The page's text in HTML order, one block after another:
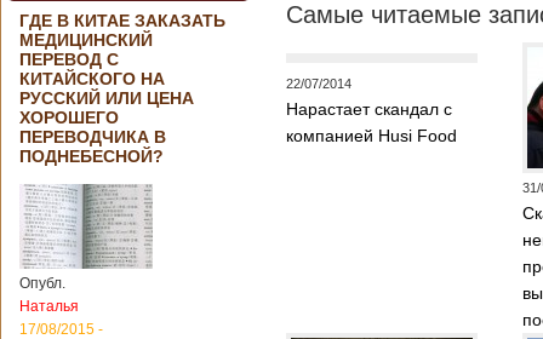
ГДЕ В КИТАЕ ЗАКАЗАТЬ
МЕДИЦИНСКИЙ
ПЕРЕВОД С
КИТАЙСКОГО НА
РУССКИЙ ИЛИ ЦЕНА
ХОРОШЕГО
ПЕРЕВОДЧИКА В
ПОДНЕБЕСНОЙ?
Опубл.
Наталья
17/08/2015 -
Самые читаемые
22/07/2014
Нарастает скандал с
компанией Husi Food
31/